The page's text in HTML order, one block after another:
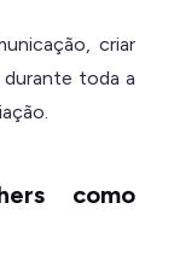
criar
toda a
como